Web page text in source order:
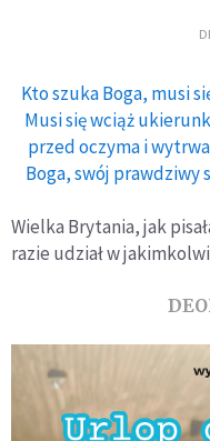
Kto szuka Boga, musi
Musi się wciąż
przed oczyma i
Boga, swój prawdziwy
Wielka Brytania, jak
razie udział w